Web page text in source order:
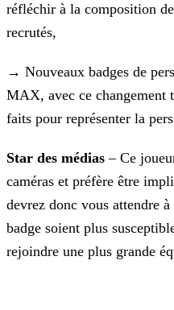
réfléchir à la composition
recrutés,
→ Nouveaux badges de
MAX, avec ce changement
faits pour représenter la
Star des médias – Ce
caméras et préfère être
devrez donc vous attendre
badge soient plus
rejoindre une plus grande